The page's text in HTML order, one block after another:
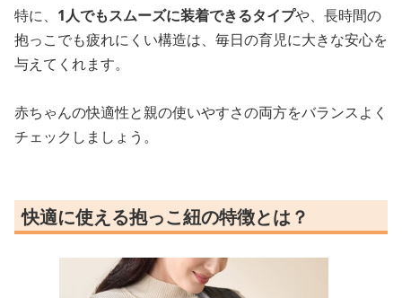
特に、 1人でもスムーズに装着できるタイプや、長時間の
抱っこでも疲れにくい構造は、毎日の育児に大きな安心を
与えてくれます。
赤ちゃんの快適性と親の使いやすさの両方をバランスよく
チェックしましょう。
快適に使える抱っこ紐の特徴とは？